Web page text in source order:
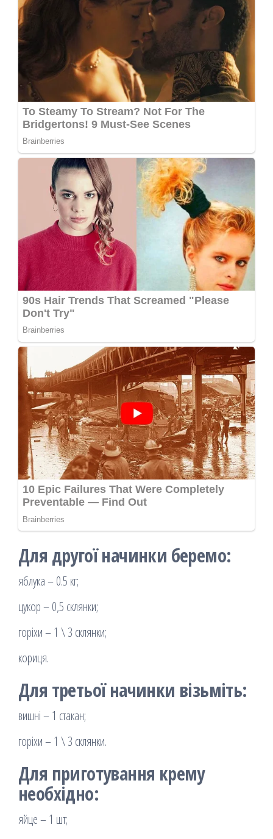
Для другої начинки беремо:
яблука – 0.5 кг;
цукор – 0,5 склянки;
горіхи – 1 \ 3 склянки;
кориця.
Для третьої начинки візьміть:
вишні – 1 стакан;
горіхи – 1 \ 3 склянки.
Для приготування крему
необхідно:
яйце – 1 шт;